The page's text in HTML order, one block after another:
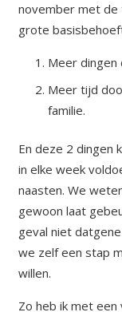
november met de
grote
Meer dingen
Meer tijd
familie.
En deze 2 dingen
in elke week
naasten. We
gewoon laat
geval niet
we zelf een stap
willen.
Zo heb ik met